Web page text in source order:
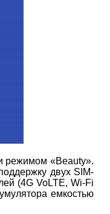
режимом «Beauty».
двух SIM-
(4G VoLTE, Wi-Fi
емкостью